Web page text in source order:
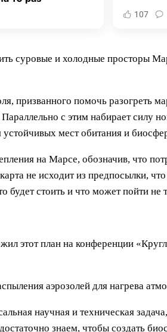
107
и холодные просторы
призванного помочь разогреть
с этим набирает силу
мест обитания и
на Марсе, обозначив, что
не исходит из предпосылки,
будет стоить и что может пойти не
этот план на конференции
аэрозолей для нагрева
научная и техническая
знаем, чтобы создать